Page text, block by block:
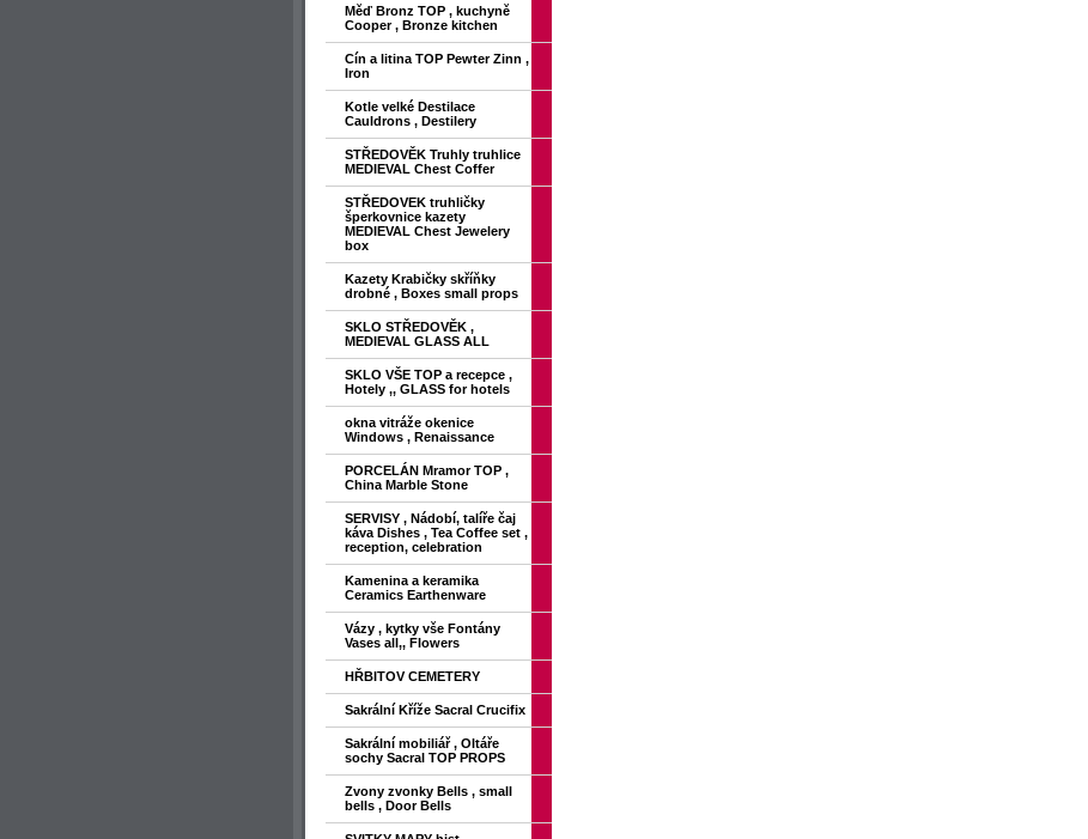
Měď Bronz TOP , kuchyně
Cooper , Bronze kitchen
Cín a litina TOP Pewter Zinn ,
Iron
Kotle velké Destilace
Cauldrons , Destilery
STŘEDOVĚK Truhly truhlice
MEDIEVAL Chest Coffer
STŘEDOVEK truhličky
šperkovnice kazety
MEDIEVAL Chest Jewelery
box
Kazety Krabičky skříňky
drobné , Boxes small props
SKLO STŘEDOVĚK ,
MEDIEVAL GLASS ALL
SKLO VŠE TOP a recepce ,
Hotely ,, GLASS for hotels
okna vitráže okenice
Windows , Renaissance
PORCELÁN Mramor TOP ,
China Marble Stone
SERVISY , Nádobí, talíře čaj
káva Dishes , Tea Coffee set ,
reception, celebration
Kamenina a keramika
Ceramics Earthenware
Vázy , kytky vše Fontány
Vases all,, Flowers
HŘBITOV CEMETERY
Sakrální Kříže Sacral Crucifix
Sakrální mobiliář , Oltáře
sochy Sacral TOP PROPS
Zvony zvonky Bells , small
bells , Door Bells